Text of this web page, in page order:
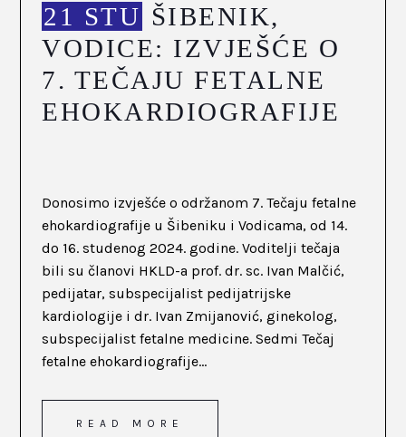
21 STU ŠIBENIK,
VODICE: IZVJEŠĆE O
7. TEČAJU FETALNE
EHOKARDIOGRAFIJE
Donosimo izvješće o održanom 7. Tečaju fetalne
ehokardiografije u Šibeniku i Vodicama, od 14.
do 16. studenog 2024. godine. Voditelji tečaja
bili su članovi HKLD-a prof. dr. sc. Ivan Malčić,
pedijatar, subspecijalist pedijatrijske
kardiologije i dr. Ivan Zmijanović, ginekolog,
subspecijalist fetalne medicine. Sedmi Tečaj
fetalne ehokardiografije...
READ MORE